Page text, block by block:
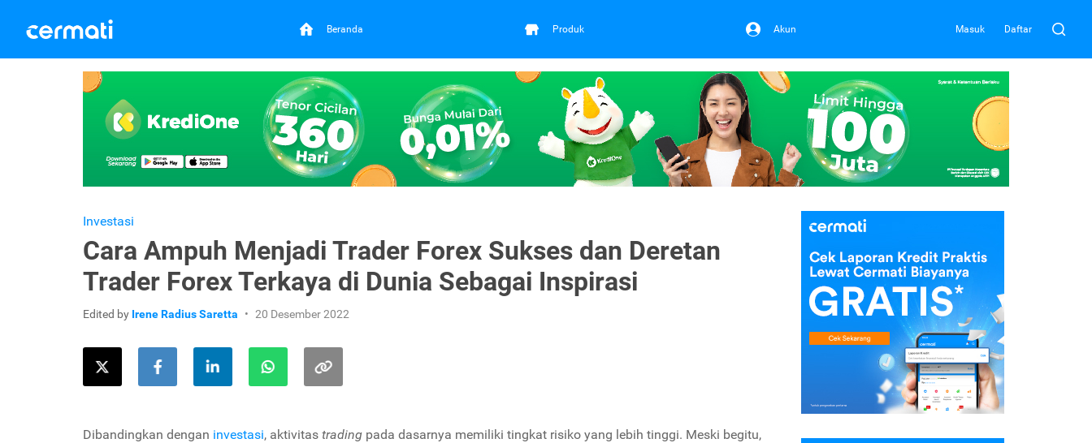
Beranda Produk Akun Masuk Daftar
Investasi
Cara Ampuh Menjadi Trader Forex Sukses dan Deretan
Trader Forex Terkaya di Dunia Sebagai Inspirasi
Edited by Irene Radius Saretta 20 Desember 2022
Dibandingkan dengan investasi, aktivitas trading pada dasarnya memiliki tingkat risiko yang lebih tinggi. Meski begitu,